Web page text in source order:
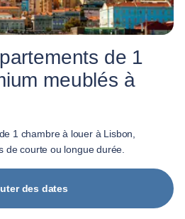
de 1
meublés à
1 chambre à louer à Lisbon,
de courte ou longue durée.
des dates